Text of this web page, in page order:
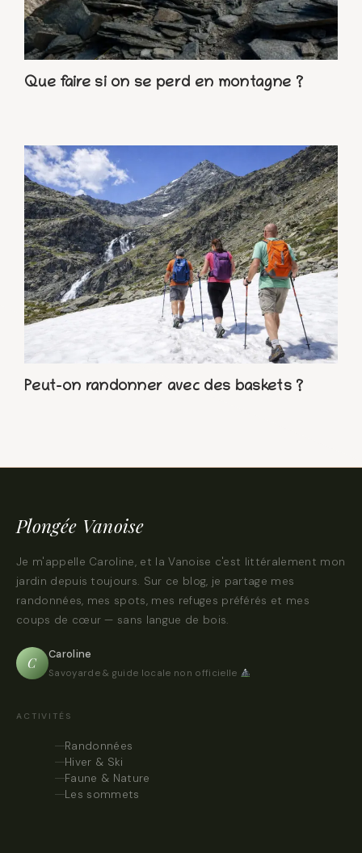
Que faire si on se perd en montagne ?
Peut-on randonner avec des baskets ?
Plongée Vanoise
Je m'appelle Caroline, et la Vanoise c'est littéralement mon
jardin depuis toujours. Sur ce blog, je partage mes
randonnées, mes spots, mes refuges préférés et mes
coups de cœur — sans langue de bois.
C
Caroline
Savoyarde & guide locale non officielle
ACTIVITÉS
Randonnées
Hiver & Ski
Faune & Nature
Les sommets